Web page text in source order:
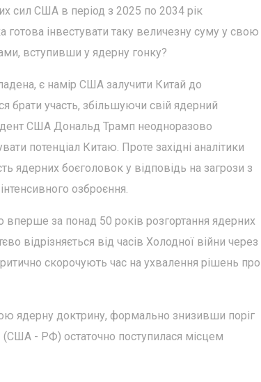
сил США в період з 2025 по 2034 рік
інвестувати таку величезну суму у свою
вступивши у ядерну гонку?
є намір США залучити Китай до
брати участь, збільшуючи свій ядерний
США Дональд Трамп неодноразово
потенціал Китаю. Проте західні аналітики
ядерних боєголовок у відповідь на загрози з
озброєння.
за понад 50 років розгортання ядерних
відрізняється від часів Холодної війни через
скорочують час на ухвалення рішень про
ядерну доктрину, формально знизивши поріг
(США - РФ) остаточно поступилася місцем